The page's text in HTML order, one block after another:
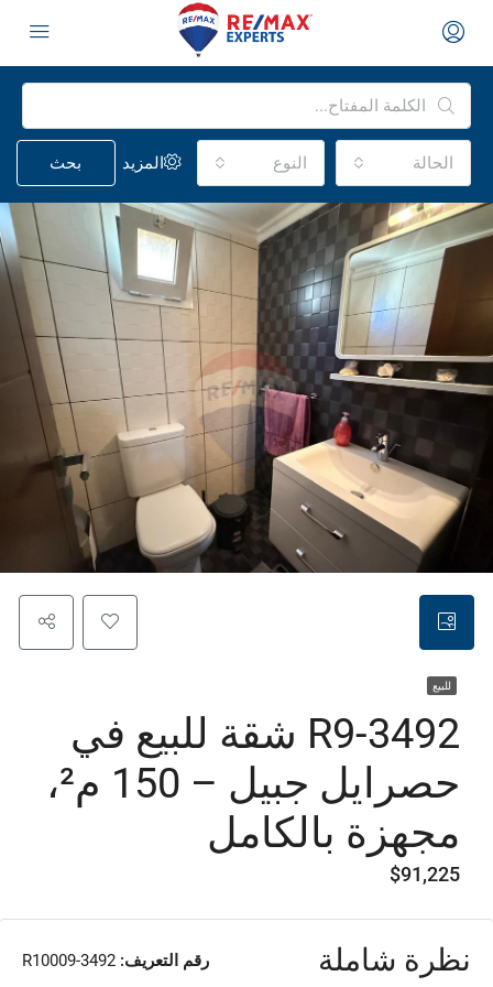
الحالة النوع المزيد بحث
للبيع
R9-3492 شقة للبيع في
حصرايل جبيل – 150 م²،
مجهزة بالكامل
$91,225
نظرة شاملة رقم التعريف: